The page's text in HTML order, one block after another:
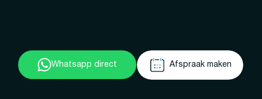
Whatsapp direct Afspraak maken